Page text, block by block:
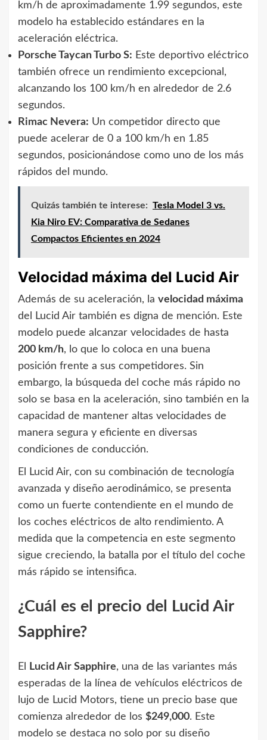
km/h de aproximadamente 1.99 segundos, este
modelo ha establecido estándares en la
aceleración eléctrica.
Porsche Taycan Turbo S: Este deportivo eléctrico
también ofrece un rendimiento excepcional,
alcanzando los 100 km/h en alrededor de 2.6
segundos.
Rimac Nevera: Un competidor directo que
puede acelerar de 0 a 100 km/h en 1.85
segundos, posicionándose como uno de los más
rápidos del mundo.
Quizás también te interese: Tesla Model 3 vs.
Kia Niro EV: Comparativa de Sedanes
Compactos Eficientes en 2024
Velocidad máxima del Lucid Air
Además de su aceleración, la velocidad máxima
del Lucid Air también es digna de mención. Este
modelo puede alcanzar velocidades de hasta
200 km/h, lo que lo coloca en una buena
posición frente a sus competidores. Sin
embargo, la búsqueda del coche más rápido no
solo se basa en la aceleración, sino también en la
capacidad de mantener altas velocidades de
manera segura y eficiente en diversas
condiciones de conducción.
El Lucid Air, con su combinación de tecnología
avanzada y diseño aerodinámico, se presenta
como un fuerte contendiente en el mundo de
los coches eléctricos de alto rendimiento. A
medida que la competencia en este segmento
sigue creciendo, la batalla por el título del coche
más rápido se intensifica.
¿Cuál es el precio del Lucid Air
Sapphire?
El Lucid Air Sapphire, una de las variantes más
esperadas de la línea de vehículos eléctricos de
lujo de Lucid Motors, tiene un precio base que
comienza alrededor de los $249,000. Este
modelo se destaca no solo por su diseño